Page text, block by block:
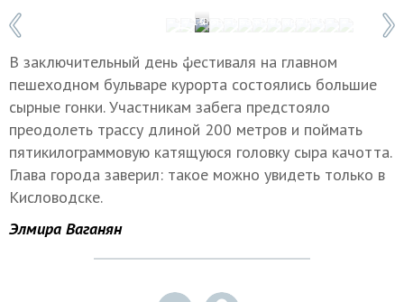
Фото: Иван Губский/ТАСС
1 / 13
В заключительный день фестиваля на главном
пешеходном бульваре курорта состоялись большие
сырные гонки. Участникам забега предстояло
преодолеть трассу длиной 200 метров и поймать
пятикилограммовую катящуюся головку сыра качотта.
Глава города заверил: такое можно увидеть только в
Кисловодске.
Элмира Ваганян